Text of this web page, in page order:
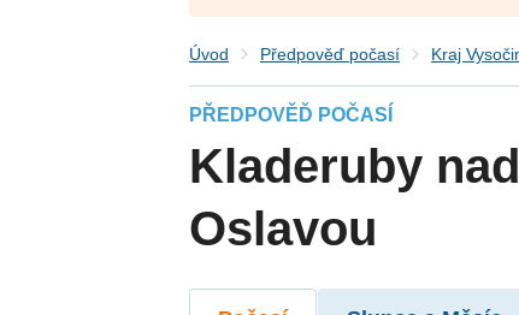
Úvod Předpověď počasí Kraj
PŘEDPOVĚĎ POČASÍ
Kladeruby nad
Oslavou